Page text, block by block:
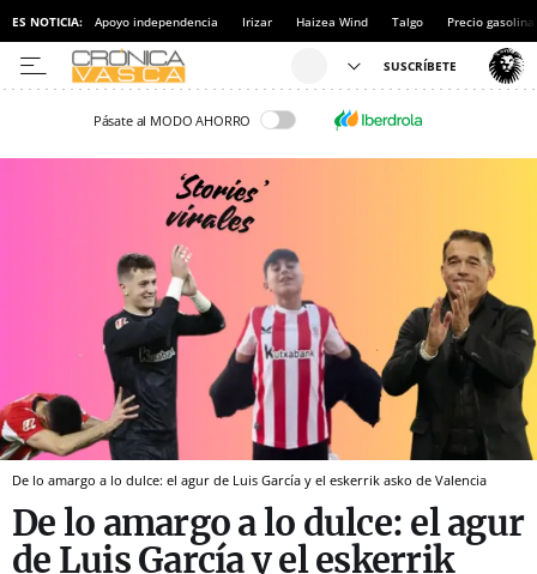
ES NOTICIA: Apoyo independencia Irizar Haizea Wind Talgo Precio gasolina
Pásate al MODO AHORRO
De lo amargo a lo dulce: el agur de Luis García y el eskerrik asko de Valencia
De lo amargo a lo dulce: el agur
de Luis García y el eskerrik